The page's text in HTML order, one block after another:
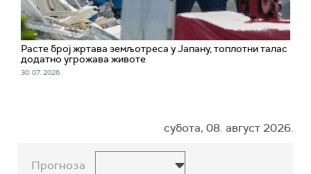
Расте број жртава земљотреса у Јапану, топлотни талас
додатно угрожава животе
30. 07. 2026.
субота, 08. август 2026.
Прогноза